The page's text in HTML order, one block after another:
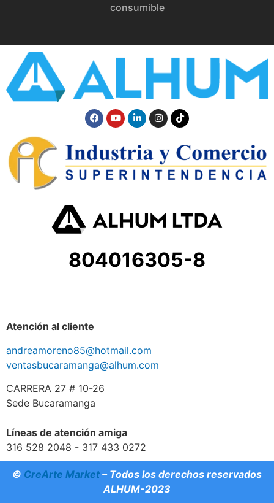
consumible
804016305-8
Atención al cliente
andreamoreno85@hotmail.com
ventasbucaramanga@alhum.com
CARRERA 27 # 10-26
Sede Bucaramanga
Líneas de atención amiga
316 528 2048 - 317 433 0272
© CreArte Market – Todos los derechos reservados
ALHUM-2023